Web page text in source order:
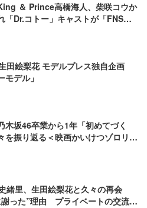
＆ Prince高橋海人、柴咲コウか
「Dr.コトー」キャストが「FNS歌
田絵梨花 モデルプレス独自企画
モデル」
木坂46卒業から1年「初めてづく
を振り返る＜映画かいけつゾロリ
緒里、生田絵梨花と久々の再会
った”理由 プライベートの交流も